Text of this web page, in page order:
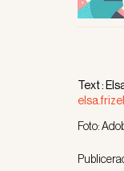
Text :
Foto: